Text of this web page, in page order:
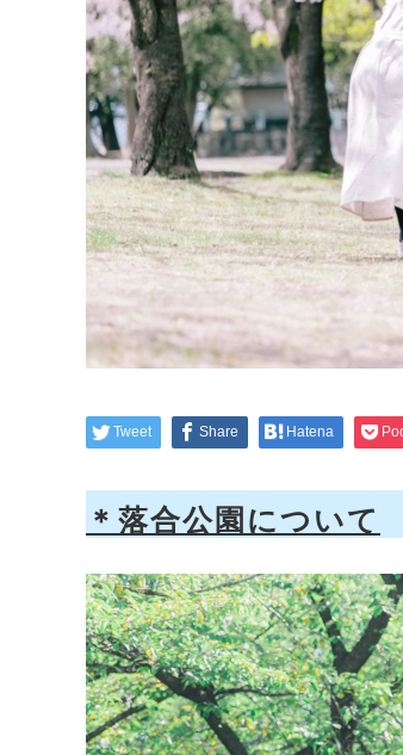
Tweet Share Hatena
＊落合公園について